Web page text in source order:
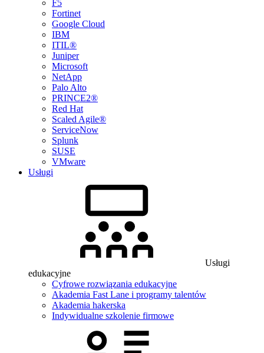
F5
Fortinet
Google Cloud
IBM
ITIL®
Juniper
Microsoft
NetApp
Palo Alto
PRINCE2®
Red Hat
Scaled Agile®
ServiceNow
Splunk
SUSE
VMware
Usługi
Usługi
edukacyjne
Cyfrowe rozwiązania edukacyjne
Akademia Fast Lane i programy talentów
Akademia hakerska
Indywidualne szkolenie firmowe